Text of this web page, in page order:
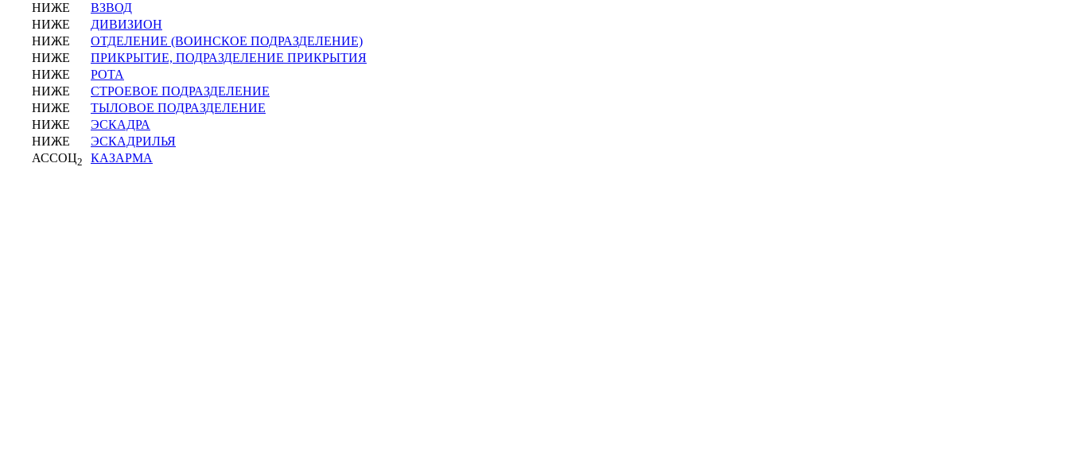
НИЖЕ
ВЗВОД
НИЖЕ
ДИВИЗИОН
НИЖЕ
ОТДЕЛЕНИЕ (ВОИНСКОЕ ПОДРАЗДЕЛЕНИЕ)
НИЖЕ
ПРИКРЫТИЕ, ПОДРАЗДЕЛЕНИЕ ПРИКРЫТИЯ
НИЖЕ
РОТА
НИЖЕ
СТРОЕВОЕ ПОДРАЗДЕЛЕНИЕ
НИЖЕ
ТЫЛОВОЕ ПОДРАЗДЕЛЕНИЕ
НИЖЕ
ЭСКАДРА
НИЖЕ
ЭСКАДРИЛЬЯ
АССОЦ2 КАЗАРМА